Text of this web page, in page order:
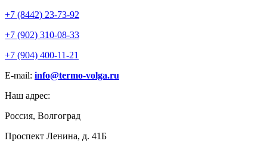
+7 (8442) 23-73-92
+7 (902) 310-08-33
+7 (904) 400-11-21
E-mail: info@termo-volga.ru
Наш адрес:
Россия, Волгоград
Проспект Ленина, д. 41Б